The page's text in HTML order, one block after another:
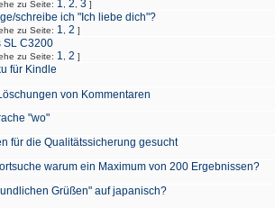
zu Seite: 1 2 3 ]
schreibe ich "Ich liebe dich"?
zu Seite: 1 2 ]
SL C3200
zu Seite: 1 2 ]
für Kindle
von Kommentaren
"wo"
für die Qualitätssicherung gesucht
warum ein Maximum von 200 Ergebnissen?
Grüßen" auf japanisch?